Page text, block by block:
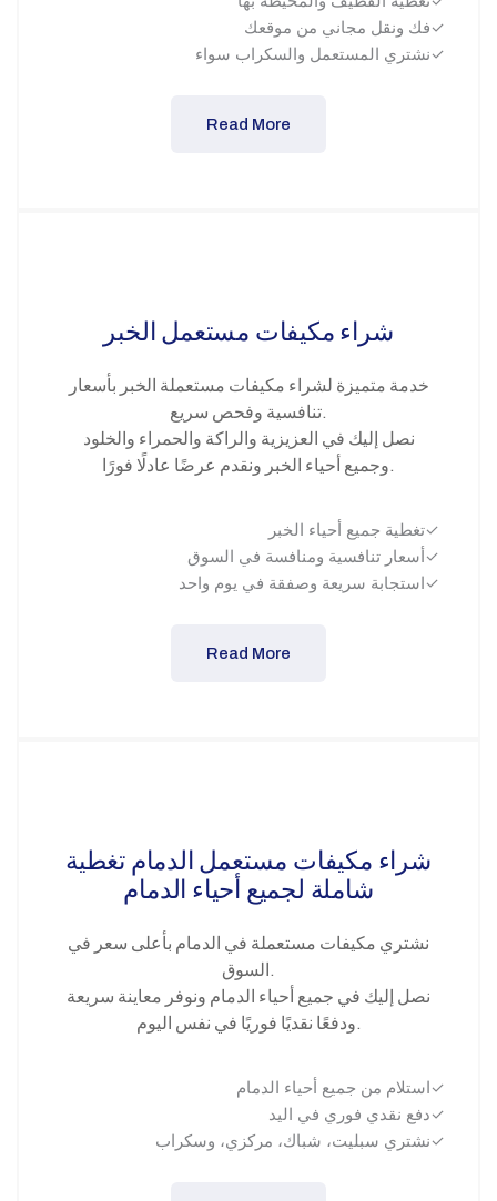
فك ونقل مجاني من موقعك✓
نشتري المستعمل والسكراب سواء✓
Read More
شراء مكيفات مستعمل الخبر
خدمة متميزة لشراء مكيفات مستعملة الخبر بأسعار
تنافسية وفحص سريع.
نصل إليك في العزيزية والراكة والحمراء والخلود
وجميع أحياء الخبر ونقدم عرضًا عادلًا فورًا.
تغطية جميع أحياء الخبر✓
أسعار تنافسية ومنافسة في السوق✓
استجابة سريعة وصفقة في يوم واحد✓
Read More
شراء مكيفات مستعمل الدمام تغطية
شاملة لجميع أحياء الدمام
نشتري مكيفات مستعملة في الدمام بأعلى سعر في
السوق.
نصل إليك في جميع أحياء الدمام ونوفر معاينة سريعة
ودفعًا نقديًا فوريًا في نفس اليوم.
استلام من جميع أحياء الدمام✓
دفع نقدي فوري في اليد✓
نشتري سبليت، شباك، مركزي، وسكراب✓